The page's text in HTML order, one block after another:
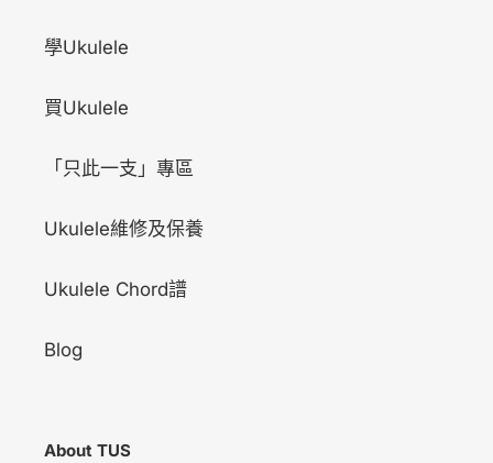
學Ukulele
買Ukulele
「只此一支」專區
Ukulele維修及保養
Ukulele Chord譜
Blog
About TUS